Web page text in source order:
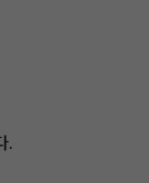
.